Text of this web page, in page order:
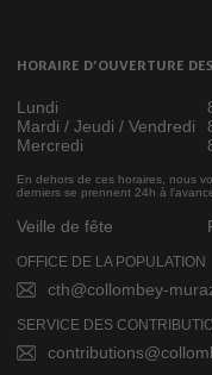
HORAIRE D’OUVERTURE
Lundi
Mardi / Jeudi / Vendredi
Mercredi
En dehors de ces horaires, nous
derniers se prennent 24h à
Veille de fête
OFFICE DE LA POPULATION
cth@collombey-
SERVICE DES